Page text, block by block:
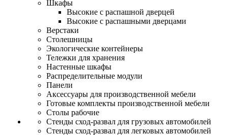
Шкафы
Высокие с распашной дверцей
Высокие с распашными дверцами
Верстаки
Столешницы
Экологические контейнеры
Тележки для хранения
Настенные шкафы
Распределительные модули
Панели
Аксессуары для производственной мебели
Готовые комплекты производственной мебели
Столы рабочие
Стенды сход-развал для грузовых автомобилей
Стенды сход-развал для легковых автомобилей